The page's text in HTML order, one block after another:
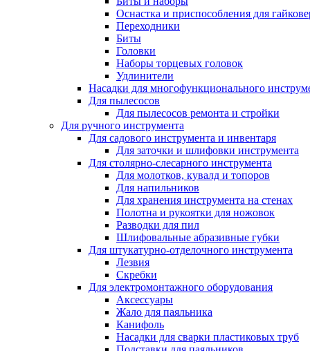
Оснастка и приспособления для
Переходники
Биты
Головки
Наборы торцевых головок
Удлинители
Насадки для многофункционального
Для пылесосов
Для пылесосов ремонта и стройки
Для ручного инструмента
Для садового инструмента и инвентаря
Для заточки и шлифовки инструмента
Для столярно-слесарного инструмента
Для молотков, кувалд и топоров
Для напильников
Для хранения инструмента на стенах
Полотна и рукоятки для ножовок
Разводки для пил
Шлифовальные абразивные губки
Для штукатурно-отделочного инструмента
Лезвия
Скребки
Для электромонтажного оборудования
Аксессуары
Жало для паяльника
Канифоль
Насадки для сварки пластиковых труб